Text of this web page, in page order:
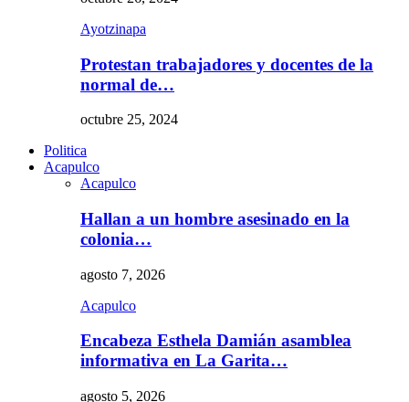
Ayotzinapa
Protestan trabajadores y docentes de la
normal de…
octubre 25, 2024
Politica
Acapulco
Acapulco
Hallan a un hombre asesinado en la
colonia…
agosto 7, 2026
Acapulco
Encabeza Esthela Damián asamblea
informativa en La Garita…
agosto 5, 2026